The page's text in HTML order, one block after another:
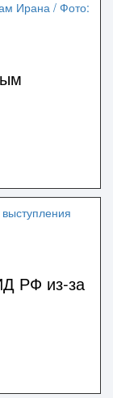
РФ из‑за